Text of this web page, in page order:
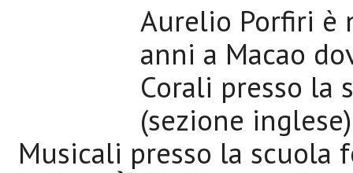
Aurelio Porfiri è
anni a Macao
Corali presso la
(sezione
Musicali presso la scuola